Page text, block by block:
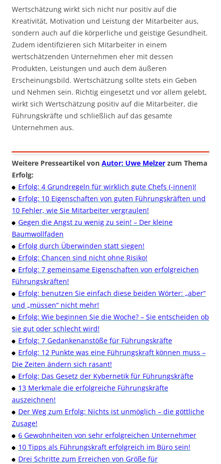
Wertschätzung wirkt sich nicht nur positiv auf die
Kreativität, Motivation und Leistung der Mitarbeiter aus,
sondern auch auf die körperliche und geistige Gesundheit.
Zudem identifizieren sich Mitarbeiter in einem
wertschätzenden Unternehmen eher mit dessen
Produkten, Leistungen und auch dem äußeren
Erscheinungsbild. Wertschätzung sollte stets ein Geben
und Nehmen sein. Richtig eingesetzt und vor allem gelebt,
wirkt sich Wertschätzung positiv auf die Mitarbeiter, die
Führungskräfte und schließlich auf das gesamte
Unternehmen aus.
Weitere Presseartikel von Autor: Uwe Melzer zum Thema
Erfolg:
Erfolg: 4 Grundregeln für wirklich gute Chefs (-innen)!
Erfolg: 10 Eigenschaften von guten Führungskräften und
10 Fehler, wie Sie Mitarbeiter vergraulen!
Gegen die Angst zu wenig zu sein! – Der kleine
Baumwollfaden
Erfolg durch Überwinden statt siegen!
Erfolg: Chancen sind nicht ohne Risiko!
Erfolg: 7 gemeinsame Eigenschaften von erfolgreichen
Führungskräften!
Erfolg: benutzen Sie einfach diese beiden Wörter: „aber“
und „müssen“ nicht mehr!
Erfolg: Wie beginnen Sie die Woche? – Sie entscheiden ob
sie gut oder schlecht wird!
Erfolg: 7 Gedankenanstöße für Führungskräfte
Erfolg: 12 Punkte was eine Führungskraft können muss –
Die Zeiten ändern sich rasant!
Erfolg: Das Gesetz der Kybernetik für Führungskräfte
13 Merkmale die erfolgreiche Führungskräfte
auszeichnen!
Der Weg zum Erfolg: Nichts ist unmöglich – die göttliche
Zusage!
6 Gewohnheiten von sehr erfolgreichen Unternehmer
10 Tipps als Führungskraft erfolgreich im Büro sein!
Drei Schritte zum Erreichen von Größe für